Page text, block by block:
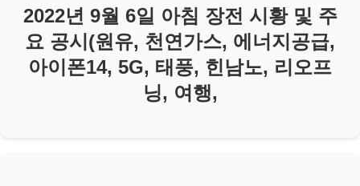
2022년 9월 6일 아침 장전 시황 및 주
요 공시(원유, 천연가스, 에너지공급,
아이폰14, 5G, 태풍, 힌남노, 리오프
닝, 여행,